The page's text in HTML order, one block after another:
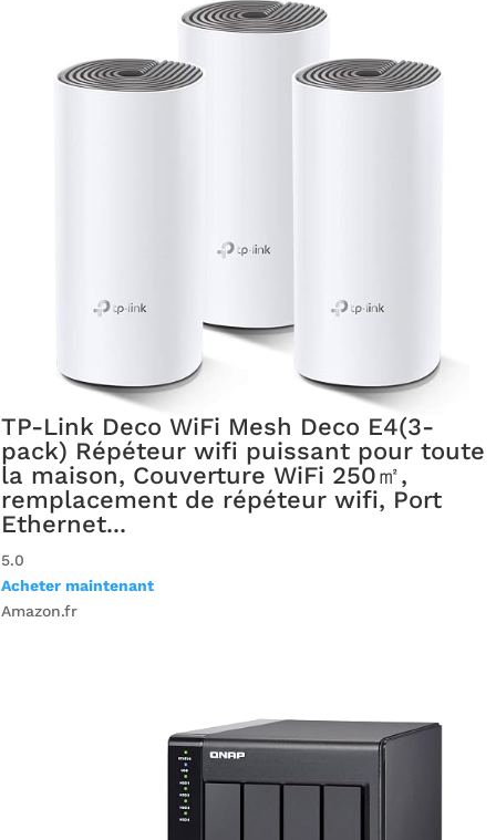
TP-Link Deco WiFi Mesh Deco E4(3-
pack) Répéteur wifi puissant pour toute
la maison, Couverture WiFi 250㎡,
remplacement de répéteur wifi, Port
Ethernet...
5.0
Acheter maintenant
Amazon.fr